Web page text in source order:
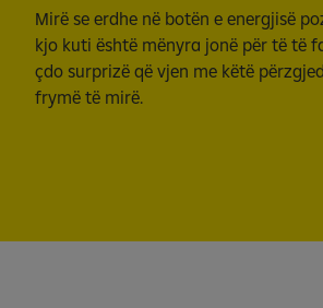
Mirë se erdhe në botën e energjisë
kjo kuti është mënyra jonë për të të
çdo surprizë që vjen me këtë
frymë të mirë.